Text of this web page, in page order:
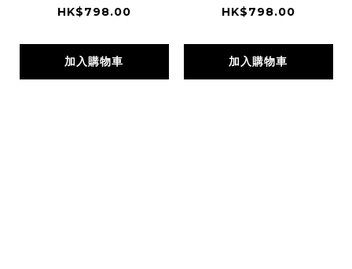
les)
HK$798.00
加入購物車
ules
HK$798.00
加入購物車